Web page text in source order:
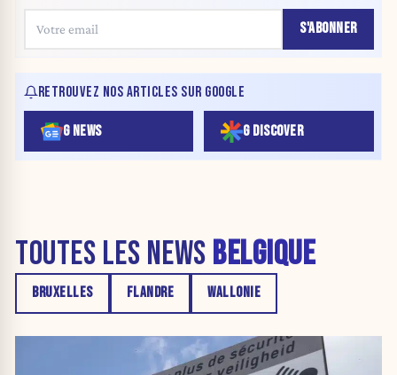
S'ABONNER
RETROUVEZ NOS ARTICLES SUR GOOGLE
G NEWS G DISCOVER
TOUTES LES NEWS BELGIQUE
BRUXELLES FLANDRE WALLONIE